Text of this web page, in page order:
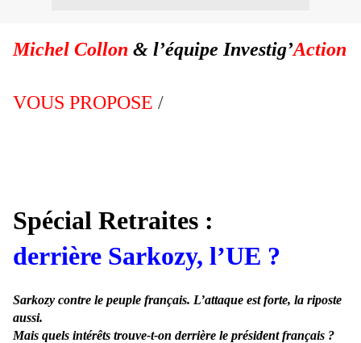
Michel Collon & l’équipe Investig’Action
VOUS PROPOSE /
Spécial Retraites :
derrière Sarkozy, l’UE ?
Sarkozy contre le peuple français. L’attaque est forte, la riposte
aussi.
Mais quels intérêts trouve-t-on derrière le président français ?